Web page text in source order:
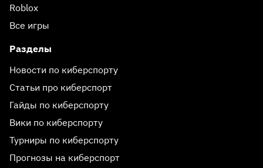
Roblox
Все игры
Разделы
Новости по киберспорту
Статьи про киберспорт
Гайды по киберспорту
Вики по киберспорту
Турниры по киберспорту
Прогнозы на киберспорт